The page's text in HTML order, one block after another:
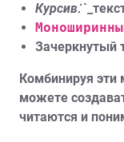
Курсив⁚
Зачеркнутый
Комбинируя эти
можете
читаются и